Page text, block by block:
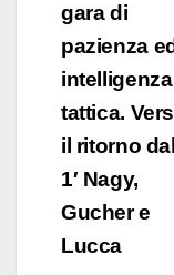
gara di
pazienza ed
intelligenza
tattica.
il ritorno dal
1′ Nagy,
Gucher e
Lucca